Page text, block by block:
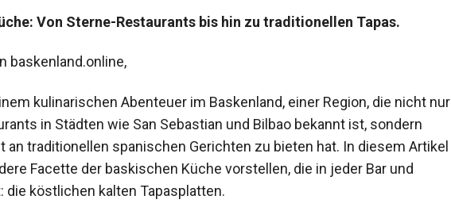
Von Sterne-Restaurants bis hin zu traditionellen Tapas.
baskenland.online,
kulinarischen Abenteuer im Baskenland, einer Region, die nicht nur
in Städten wie San Sebastian und Bilbao bekannt ist, sondern
an traditionellen spanischen Gerichten zu bieten hat. In diesem Artikel
Facette der baskischen Küche vorstellen, die in jeder Bar und
köstlichen kalten Tapasplatten.